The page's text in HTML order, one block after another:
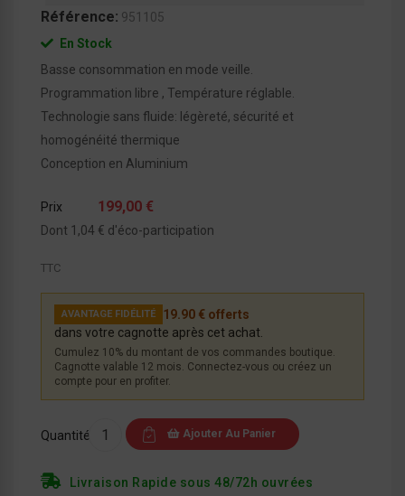
Référence: 951105
En Stock
Basse consommation en mode veille.
Programmation libre , Température réglable.
Technologie sans fluide: légèreté, sécurité et
homogénéité thermique
Conception en Aluminium
Prix 199,00 €
Dont 1,04 € d'éco-participation
TTC
AVANTAGE FIDÉLITÉ
19.90 € offerts
dans votre cagnotte après cet achat.
Cumulez 10% du montant de vos commandes boutique.
Cagnotte valable 12 mois. Connectez-vous ou créez un
compte pour en profiter.
Quantité Ajouter Au Panier
Livraison Rapide sous 48/72h ouvrées